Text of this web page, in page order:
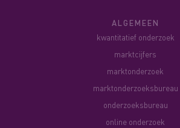
ALGEMEEN
kwantitatief onderzoek
marktcijfers
marktonderzoek
marktonderzoeksbureau
onderzoeksbureau
online onderzoek